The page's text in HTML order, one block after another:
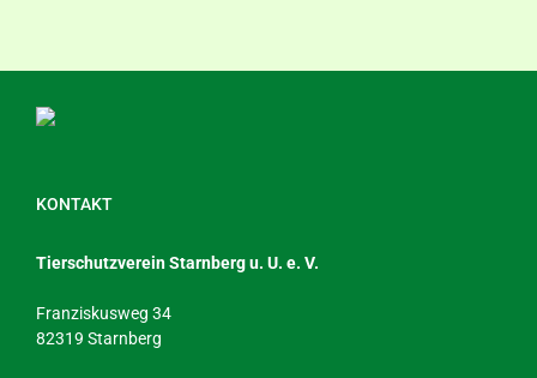
KONTAKT
Tierschutzverein Starnberg u. U. e. V.
Franziskusweg 34
82319 Starnberg